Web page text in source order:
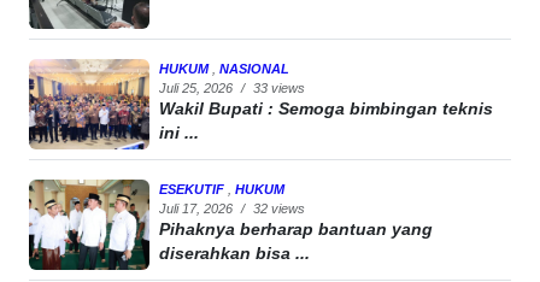
HUKUM
NASIONAL
Juli 25, 2026 / 33 views
Wakil Bupati : Semoga bimbingan teknis
ini ...
ESEKUTIF
HUKUM
Juli 17, 2026 / 32 views
Pihaknya berharap bantuan yang
diserahkan bisa ...